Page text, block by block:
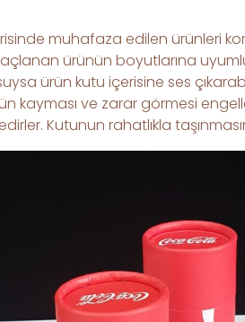
muhafaza edilen ürünleri
ürünün boyutlarına
ürün kutu içerisine ses
kayması ve zarar görmesi
Kutunun rahatlıkla